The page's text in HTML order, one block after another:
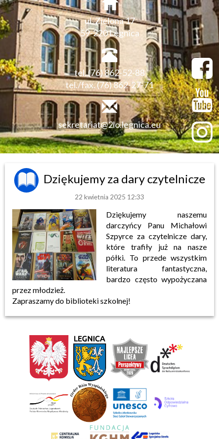
ul. Zielona 17
59-220 Legnica
tel. (76) 862-52-88
tel./fax. (76) 862-27-71
sekretariat@2lo.legnica.eu
Dziękujemy za dary czytelnicze
22 kwietnia 2025 12:33
Dziękujemy naszemu
darczyńcy Panu Michałowi
Szpyrce za czytelnicze dary,
które trafiły już na nasze
półki. To przede wszystkim
literatura fantastyczna,
bardzo często wypożyczana
przez młodzież.
Zapraszamy do biblioteki szkolnej!